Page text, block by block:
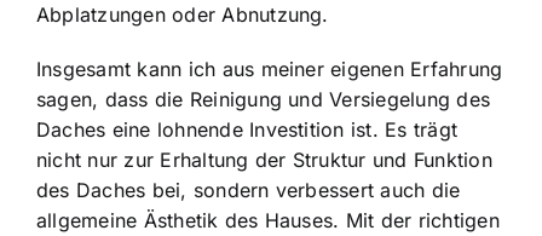
Abplatzungen oder Abnutzung.
Insgesamt kann ich aus meiner eigenen Erfahrung
sagen, dass die Reinigung und Versiegelung des
Daches eine lohnende Investition ist. Es trägt
nicht nur zur Erhaltung der Struktur und Funktion
des Daches bei, sondern verbessert auch die
allgemeine Ästhetik des Hauses. Mit der richtigen